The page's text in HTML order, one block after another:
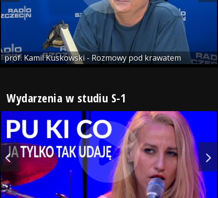
prof. Kamil Kuskowski - Rozmowy pod krawatem
Wydarzenia w studiu S-1